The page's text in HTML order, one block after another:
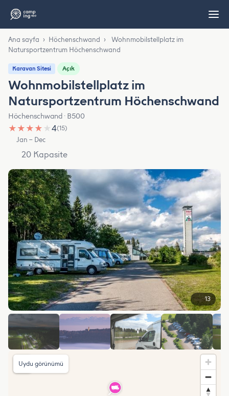
Ana sayfa › Höchenschwand ›
Wohnmobilstellplatz im
Natursportzentrum Höchenschwand
Karavan Sitesi Açık
Wohnmobilstellplatz im
Natursportzentrum Höchenschwand
Höchenschwand · B500
★ ★ ★ ★ ★4(15)
Jan – Dec
20 Kapasite
13
Uydu görünümü